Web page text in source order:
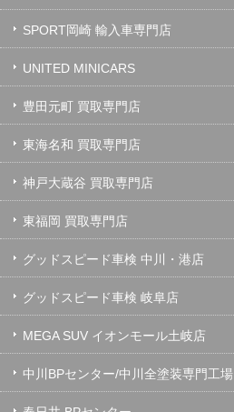
SPORT岡崎 輸入車専門店
UNITED MINICARS
豊田元町 買取専門店
東海名和 買取専門店
神戸大蔵谷 買取専門店
東福岡 買取専門店
グッドスピード車検 中川・港店
グッドスピード車検 岐阜店
MEGA SUV イオンモール土岐店
中川BPセンター/中川全塗装専門工場